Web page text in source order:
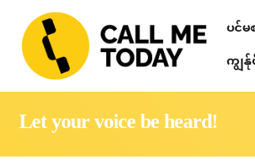
ပင်မ
ကျွ
Let your voice be heard!